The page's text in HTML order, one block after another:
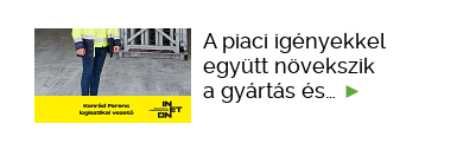
A piaci igényekkel
együtt növekszik
a gyártás és…